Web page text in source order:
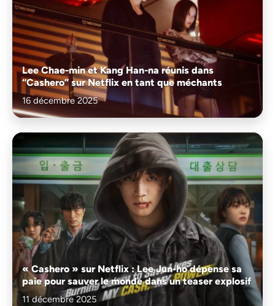
Lee Chae-min et Kang Han-na réunis dans
“Cashero” sur Netflix en tant que méchants
16 décembre 2025
« Cashero » sur Netflix : Lee Jun-ho dépense sa
paie pour sauver le monde dans un teaser explosif
11 décembre 2025